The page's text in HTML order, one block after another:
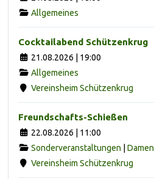
Allgemeines
Cocktailabend Schützenkrug
21.08.2026 | 19:00
Allgemeines
Vereinsheim Schützenkrug
Freundschafts-Schießen
22.08.2026 | 11:00
Sonderveranstaltungen
Damen
Vereinsheim Schützenkrug